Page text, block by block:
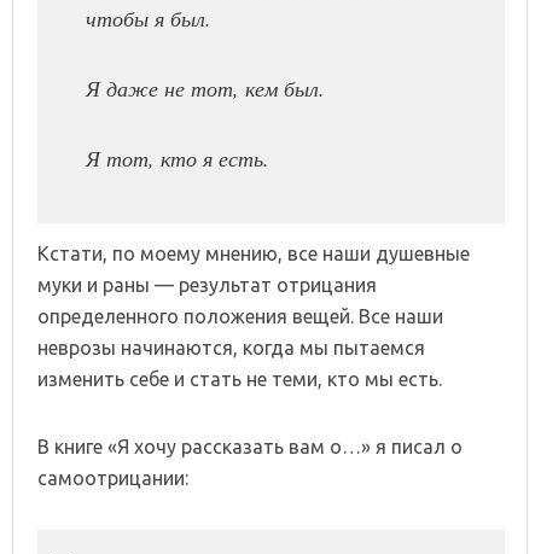
чтобы я был.
Я даже не тот, кем был.
Я тот, кто я есть.
Кстати, по моему мнению, все наши душевные
муки и раны — результат отрицания
определенного положения вещей. Все наши
неврозы начинаются, когда мы пытаемся
изменить себе и стать не теми, кто мы есть.
В книге «Я хочу рассказать вам о…» я писал о
самоотрицании: